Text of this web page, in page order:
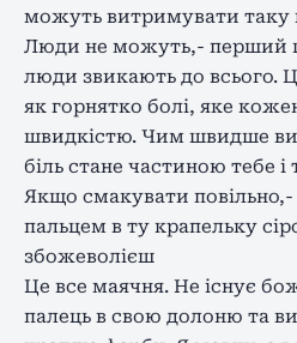
можуть витримувати таку
Люди не можуть,- перший
люди звикають до всього.
як горнятко болі, яке
швидкістю. Чим швидше
біль стане частиною тебе
Якщо смакувати
пальцем в ту крапельку
збожеволієш
Це все маячня. Не існує
палець в свою долоню та